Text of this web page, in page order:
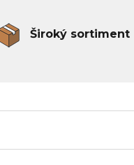
Široký sortiment